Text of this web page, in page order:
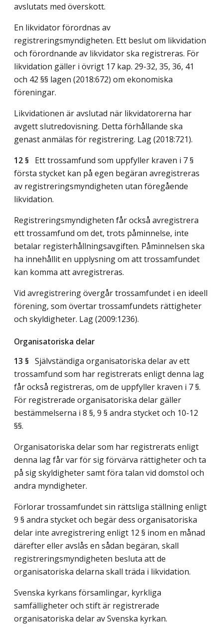
avslutats med överskott.
En likvidator förordnas av
registreringsmyndigheten. Ett beslut om likvidation
och förordnande av likvidator ska registreras. För
likvidation gäller i övrigt 17 kap. 29-32, 35, 36, 41
och 42 §§ lagen (2018:672) om ekonomiska
föreningar.
Likvidationen är avslutad när likvidatorerna har
avgett slutredovisning. Detta förhållande ska
genast anmälas för registrering. Lag (2018:721).
12 § Ett trossamfund som uppfyller kraven i 7 §
första stycket kan på egen begäran avregistreras
av registreringsmyndigheten utan föregående
likvidation.
Registreringsmyndigheten får också avregistrera
ett trossamfund om det, trots påminnelse, inte
betalar registerhållningsavgiften. Påminnelsen ska
ha innehållit en upplysning om att trossamfundet
kan komma att avregistreras.
Vid avregistrering övergår trossamfundet i en ideell
förening, som övertar trossamfundets rättigheter
och skyldigheter. Lag (2009:1236).
Organisatoriska delar
13 § Självständiga organisatoriska delar av ett
trossamfund som har registrerats enligt denna lag
får också registreras, om de uppfyller kraven i 7 §.
För registrerade organisatoriska delar gäller
bestämmelserna i 8 §, 9 § andra stycket och 10-12
§§.
Organisatoriska delar som har registrerats enligt
denna lag får var för sig förvärva rättigheter och ta
på sig skyldigheter samt föra talan vid domstol och
andra myndigheter.
Förlorar trossamfundet sin rättsliga ställning enligt
9 § andra stycket och begär dess organisatoriska
delar inte avregistrering enligt 12 § inom en månad
därefter eller avslås en sådan begäran, skall
registreringsmyndigheten besluta att de
organisatoriska delarna skall träda i likvidation.
Svenska kyrkans församlingar, kyrkliga
samfälligheter och stift är registrerade
organisatoriska delar av Svenska kyrkan.